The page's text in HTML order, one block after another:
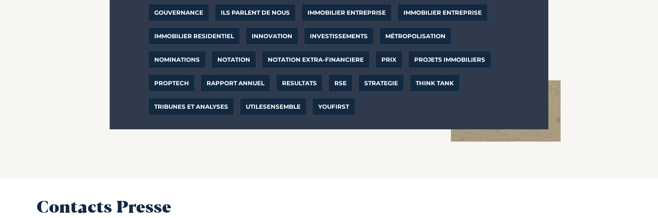
GOUVERNANCE ILS PARLENT DE NOUS IMMOBILIER ENTREPRISE IMMOBILIER ENTREPRISE
IMMOBILIER RESIDENTIEL INNOVATION INVESTISSEMENTS MÉTROPOLISATION
NOMINATIONS NOTATION NOTATION EXTRA-FINANCIERE PRIX PROJETS IMMOBILIERS
PROPTECH RAPPORT ANNUEL RESULTATS RSE STRATEGIE THINK TANK
TRIBUNES ET ANALYSES UTILESENSEMBLE YOUFIRST
Contacts Presse